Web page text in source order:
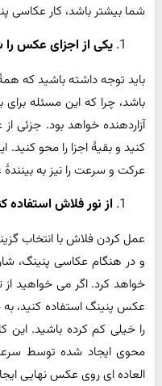
شما بیشتر باشد، کار عکاسی
یکی از اجزای عکس را
باید توجه داشته باشید که
باشد، چرا که این مسئله
آزاردهنده خواهد بود. جزئی
کنید و بقیۀ اجزا را محو
عرکت و سرعت را نیز به
از نور فلاش استفاده
و در هنگام عکاسی پنینگ،
خواهد کرد. اگر می خواهید از
عکس پنینگ استفاده کنید،
را خیلی کم کرده باشید.
محوی ایجاد شده توسط
العاده ای روی عکس نهایی